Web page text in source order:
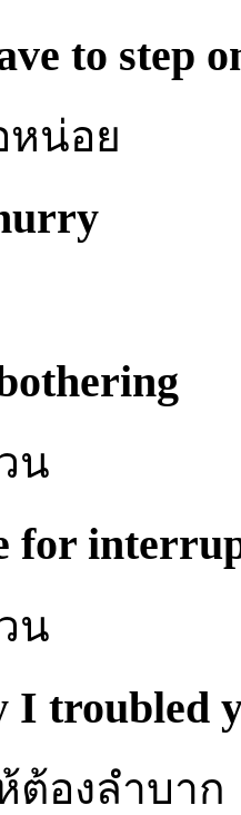
to step
หน่อย
น
for
น
I troubled
ต้องลำบาก